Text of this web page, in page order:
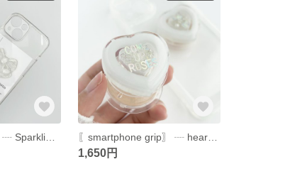
1,650円